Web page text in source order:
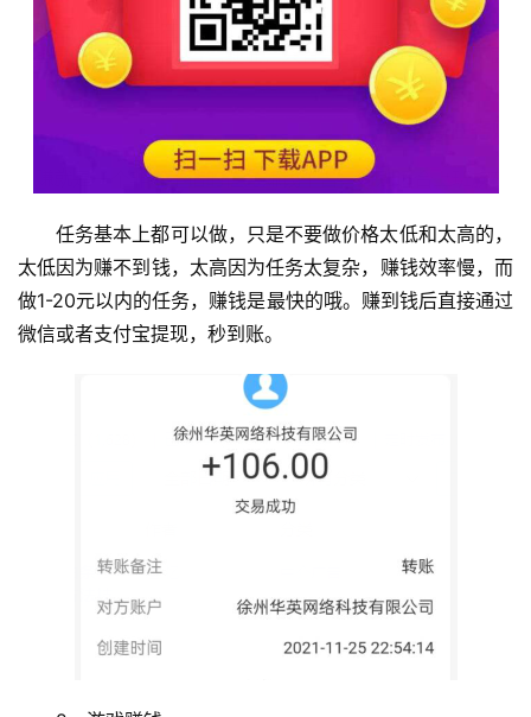
任务基本上都可以做，只是不要做价格太低和太高的，
太低因为赚不到钱，太高因为任务太复杂，赚钱效率慢，而
做1-20元以内的任务，赚钱是最快的哦。赚到钱后直接通过
微信或者支付宝提现，秒到账。